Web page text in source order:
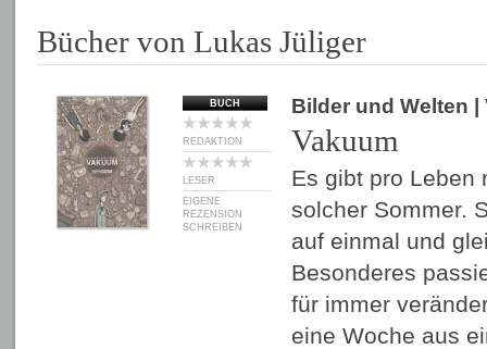
Bücher von Lukas Jüliger
BUCH
REDAKTION
LESER
EIGENE
REZENSION
SCHREIBEN
Bilder und Welten
Vakuum
Es gibt pro Leben
solcher Sommer.
auf einmal und
Besonderes
für immer
eine Woche aus